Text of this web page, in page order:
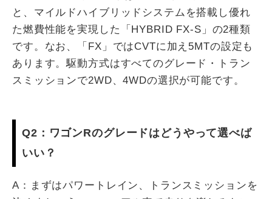
と、マイルドハイブリッドシステムを搭載し優れ
た燃費性能を実現した「HYBRID FX-S」の2種類
です。なお、「FX」ではCVTに加え5MTの設定も
あります。駆動方式はすべてのグレード・トラン
スミッションで2WD、4WDの選択が可能です。
Q2：ワゴンRのグレードはどうやって選べば
いい？
A：まずはパワートレイン、トランスミッションを